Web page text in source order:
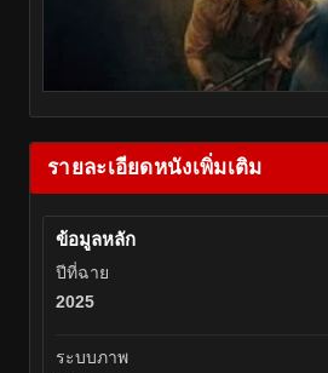
รายละเอียดหนังเพิ่มเติม
ข้อมูลหลัก
ปีที่ฉาย
2025
ระบบภาพ